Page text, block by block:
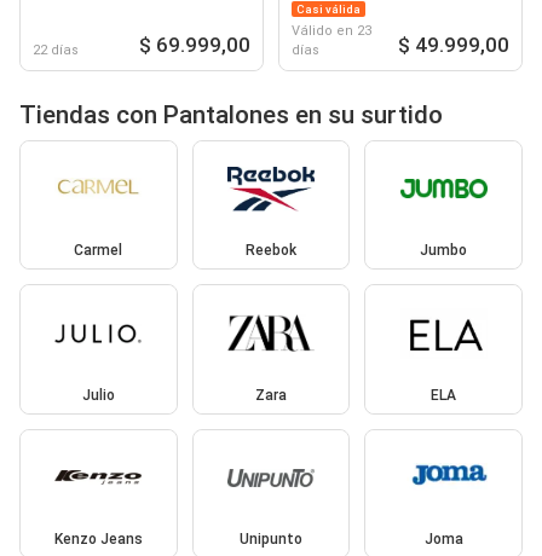
22 días $ 69.999,00
Casi válida
Válido en 23
días
$ 49.999,00
Tiendas con Pantalones en su surtido
Carmel Reebok Jumbo
Julio Zara ELA
Kenzo Jeans Unipunto Joma